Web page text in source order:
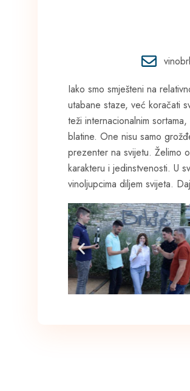
Iako smo smješteni na
utabane staze, već koračati
teži internacionalnim
blatine. One nisu samo
prezenter na svijetu. Želimo
karakteru i jedinstvenosti. U
vinoljupcima diljem svijeta.